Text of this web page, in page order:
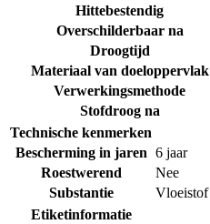
Hittebestendig
Overschilderbaar na
Droogtijd
Materiaal van doeloppervlak
Verwerkingsmethode
Stofdroog na
Technische kenmerken
Bescherming in jaren 6 jaar
Roestwerend
Nee
Substantie
Vloeistof
Etiketinformatie